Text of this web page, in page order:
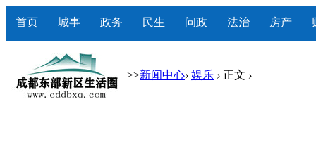
首页 城事 政务 民生 问政 法治 房产
>>新闻中心› 娱乐 › 正文 ›